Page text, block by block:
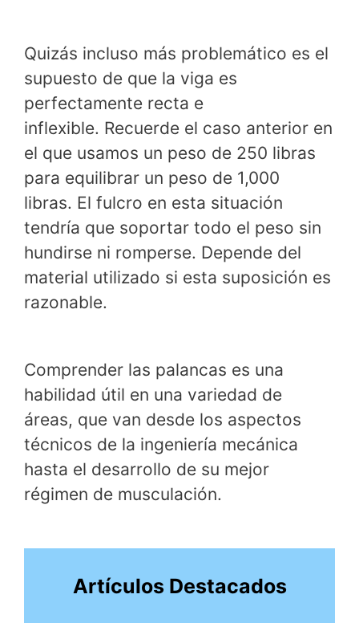
Quizás incluso más problemático es el
supuesto de que la viga es
perfectamente recta e
inflexible. Recuerde el caso anterior en
el que usamos un peso de 250 libras
para equilibrar un peso de 1,000
libras. El fulcro en esta situación
tendría que soportar todo el peso sin
hundirse ni romperse. Depende del
material utilizado si esta suposición es
razonable.
Comprender las palancas es una
habilidad útil en una variedad de
áreas, que van desde los aspectos
técnicos de la ingeniería mecánica
hasta el desarrollo de su mejor
régimen de musculación.
Artículos Destacados